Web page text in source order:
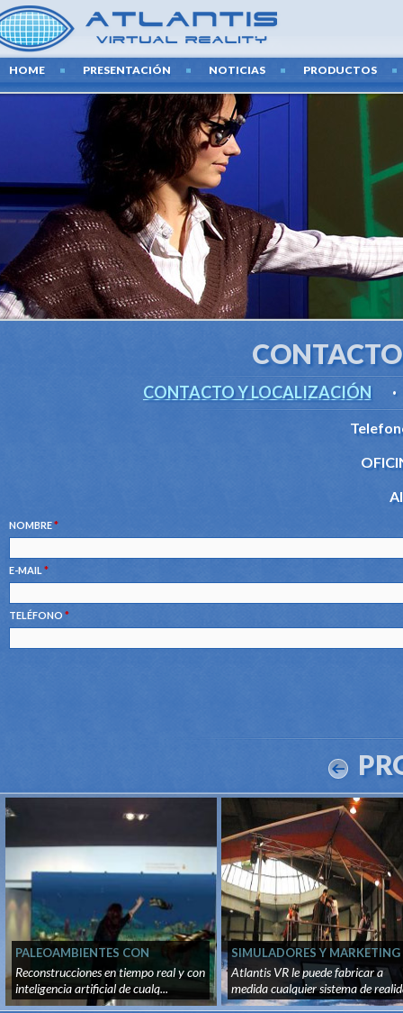
HOME PRESENTACIÓN NOTICIAS PRODUCTOS
Creamos
última
CONTACTO Y LOCALIZACIÓN ·
NOMBRE*
E-MAIL *
TELÉFONO *
PALEOAMBIENTES CON
INTELIGENCIA Y VISION
ARTIFICIAL
Reconstrucciones en tiempo real y con
inteligencia artificial de cualq...
SIMULADORES Y MARKETING
PROMOCIONAL
Atlantis VR le puede fabricar a
medida cualquier sistema de
v...